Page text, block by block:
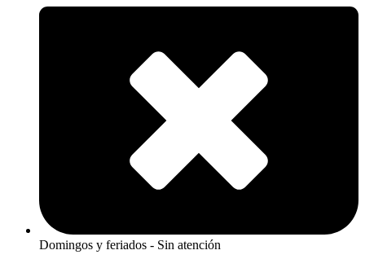
Domingos y feriados - Sin atención